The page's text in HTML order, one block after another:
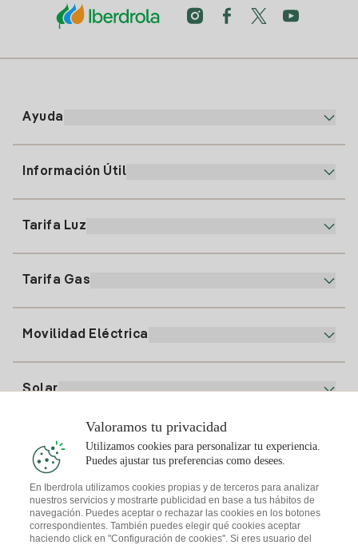
Ayuda
91 919 52 73
clientes@tuiberdrola.es
Información Útil
Alta Gas
Tarifa Luz
Precio de la luz hoy
Tarifa Gas
Movilidad Eléctrica
Solar
Plan Solar
Simulador Placas Solares
Comunidades Solares
Te interesa
Consejos Luz
Consejos Gas
Descarga la App Iberdrola Clientes
Valoramos tu privacidad
Utilizamos cookies para personalizar tu experiencia.
Puedes ajustar tus preferencias como desees.
En Iberdrola utilizamos cookies propias y de terceros para analizar
nuestros servicios y mostrarte publicidad en base a tus hábitos de
navegación. Puedes aceptar o rechazar las cookies en los botones
correspondientes. También puedes elegir qué cookies aceptar
haciendo click en "Configuración de cookies". Si eres usuario del